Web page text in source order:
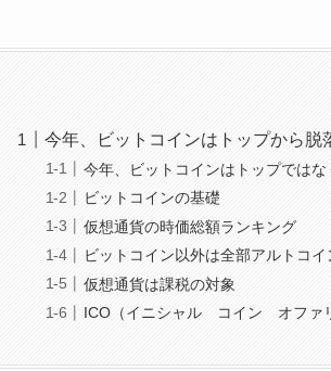
今年、ビットコインはトップから
今年、ビットコインはトップではな
ビットコインの基礎
仮想通貨の時価総額ランキング
ビットコイン以外は全部アルトコイ
仮想通貨は課税の対象
ICO（イニシャル コイン オファ